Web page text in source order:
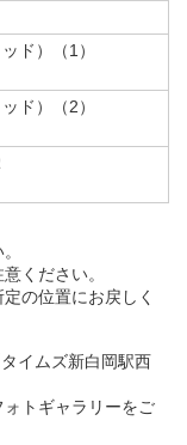
ド）（1）
ド）（2）
ください。
の位置にお戻しく
イムズ新白岡駅西
トギャラリーをご